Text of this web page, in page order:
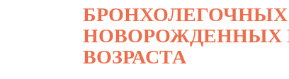
НОВОРОЖДЕННЫХ
ВОЗРАСТА